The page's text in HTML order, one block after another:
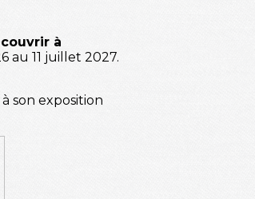
à
au 11 juillet 2027.
son exposition